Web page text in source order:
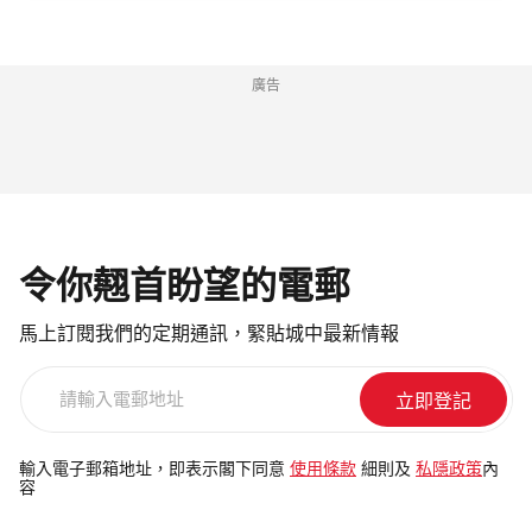
廣告
令你翹首盼望的電郵
馬上訂閱我們的定期通訊，緊貼城中最新情報
電
郵
輸入電子郵箱地址，即表示閣下同意 使用條款 細則及 私隱政策 內
容